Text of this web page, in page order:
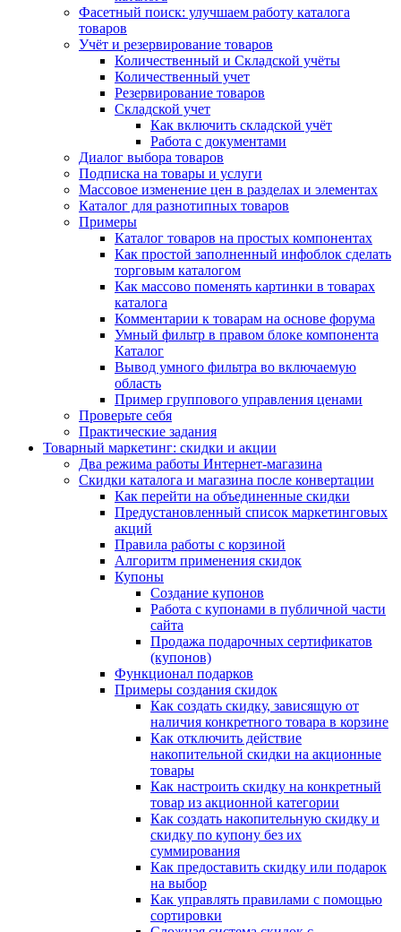
Фасетный поиск: улучшаем работу каталога
товаров
Учёт и резервирование товаров
Количественный и Складской учёты
Количественный учет
Резервирование товаров
Складской учет
Как включить складской учёт
Работа с документами
Диалог выбора товаров
Подписка на товары и услуги
Массовое изменение цен в разделах и элементах
Каталог для разнотипных товаров
Примеры
Каталог товаров на простых компонентах
Как простой заполненный инфоблок сделать
торговым каталогом
Как массово поменять картинки в товарах
каталога
Комментарии к товарам на основе форума
Умный фильтр в правом блоке компонента
Каталог
Вывод умного фильтра во включаемую
область
Пример группового управления ценами
Проверьте себя
Практические задания
Товарный маркетинг: скидки и акции
Два режима работы Интернет-магазина
Скидки каталога и магазина после конвертации
Как перейти на объединенные скидки
Предустановленный список маркетинговых
акций
Правила работы с корзиной
Алгоритм применения скидок
Купоны
Создание купонов
Работа с купонами в публичной части
сайта
Продажа подарочных сертификатов
(купонов)
Функционал подарков
Примеры создания скидок
Как создать скидку, зависящую от
наличия конкретного товара в корзине
Как отключить действие
накопительной скидки на акционные
товары
Как настроить скидку на конкретный
товар из акционной категории
Как создать накопительную скидку и
скидку по купону без их
суммирования
Как предоставить скидку или подарок
на выбор
Как управлять правилами с помощью
сортировки